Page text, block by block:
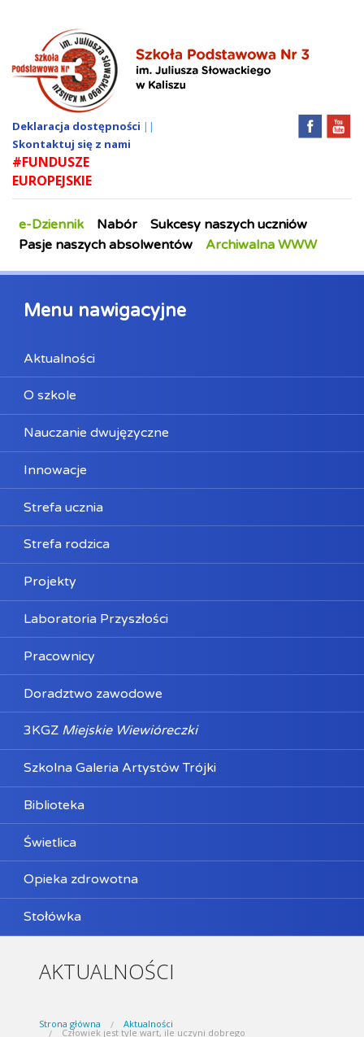
Deklaracja dostępności ||
Skontaktuj się z nami
#FUNDUSZE
EUROPEJSKIE
e-Dziennik Nabór
Sukcesy naszych uczniów
Pasje naszych absolwentów
Archiwalna WWW
Menu nawigacyjne
Aktualności
O szkole
Nauczanie dwujęzyczne
Innowacje
Strefa ucznia
Strefa rodzica
Projekty
Laboratoria Przyszłości
Pracownicy
Doradztwo zawodowe
3KGZ Miejskie Wiewióreczki
Szkolna Galeria Artystów Trójki
Biblioteka
Świetlica
Opieka zdrowotna
Stołówka
AKTUALNOŚCI
Strona główna Aktualności
Człowiek jest tyle wart, ile uczyni dobrego